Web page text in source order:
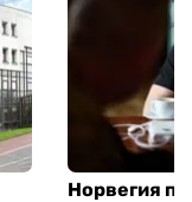
Норвегия